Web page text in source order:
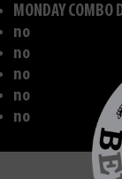
MONDAY COMBO
no
no
no
no
no